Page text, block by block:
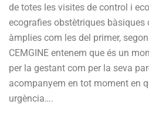
de totes les visites de control i
ecografies obstètriques bàsiques
àmplies com les del primer,
CEMGINE entenem que és un
per la gestant com per la seva
acompanyem en tot moment en
urgència….